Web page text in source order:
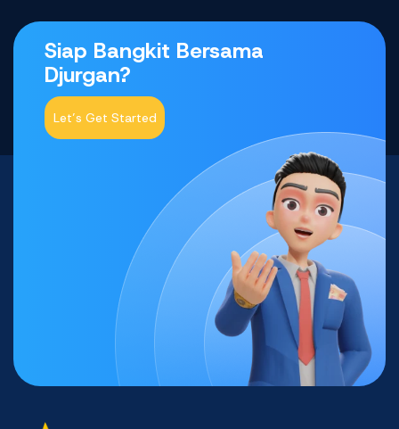
Siap Bangkit Bersama
Djurgan?
Let’s Get Started